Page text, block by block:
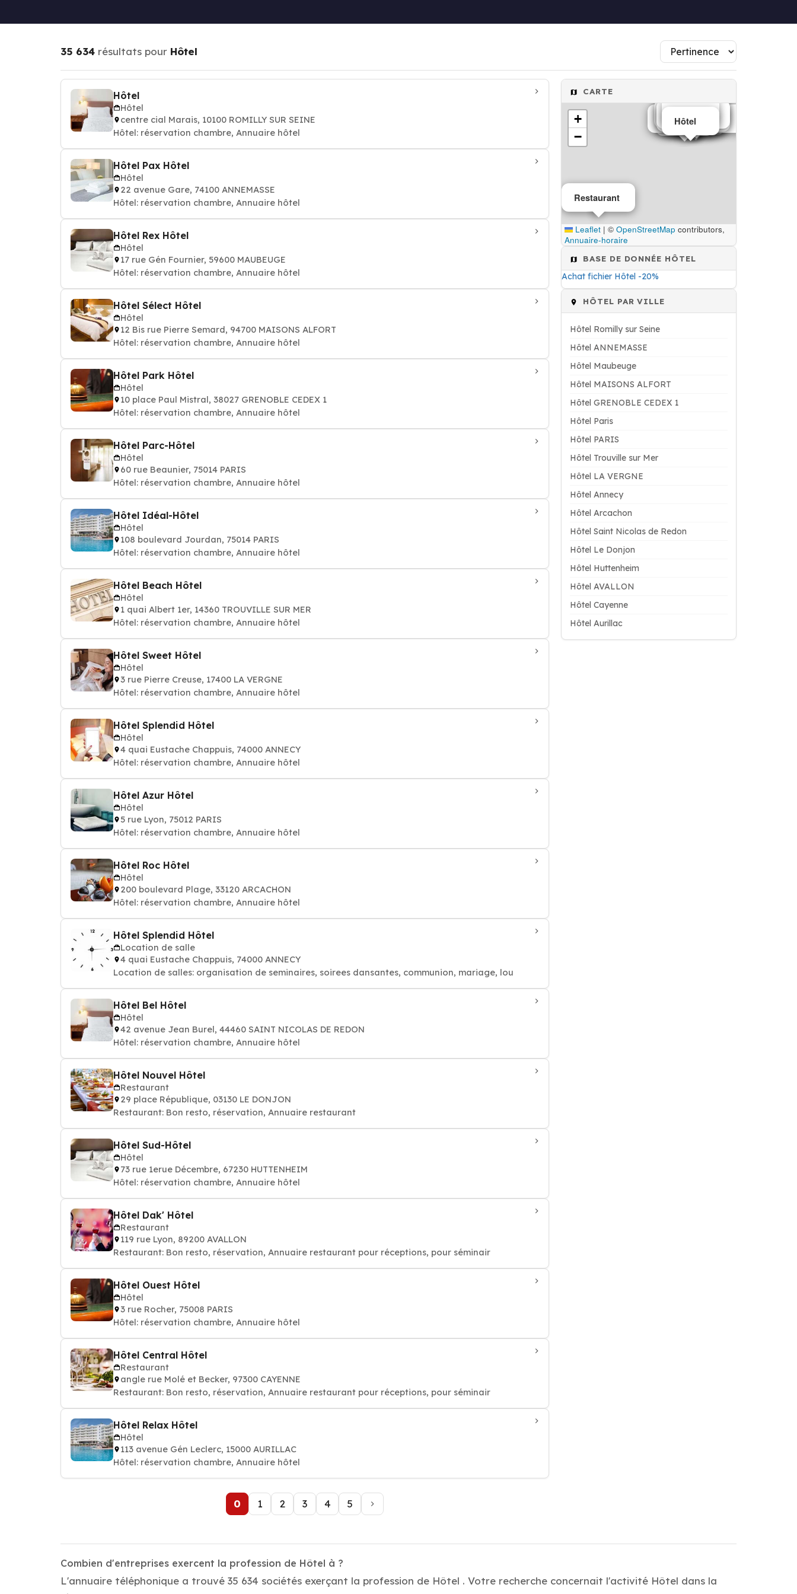
35 634 résultats pour Hôtel
Hôtel
Hôtel
centre cial Marais, 10100 ROMILLY SUR SEINE
Hôtel: réservation chambre, Annuaire hôtel
Hôtel Pax Hôtel
Hôtel
22 avenue Gare, 74100 ANNEMASSE
Hôtel: réservation chambre, Annuaire hôtel
Hôtel Rex Hôtel
Hôtel
17 rue Gén Fournier, 59600 MAUBEUGE
Hôtel: réservation chambre, Annuaire hôtel
Hôtel Sélect Hôtel
Hôtel
12 Bis rue Pierre Semard, 94700 MAISONS ALFORT
Hôtel: réservation chambre, Annuaire hôtel
Hôtel Park Hôtel
Hôtel
10 place Paul Mistral, 38027 GRENOBLE CEDEX 1
Hôtel: réservation chambre, Annuaire hôtel
Hôtel Parc-Hôtel
Hôtel
60 rue Beaunier, 75014 PARIS
Hôtel: réservation chambre, Annuaire hôtel
Hôtel Idéal-Hôtel
Hôtel
108 boulevard Jourdan, 75014 PARIS
Hôtel: réservation chambre, Annuaire hôtel
Hôtel Beach Hôtel
Hôtel
1 quai Albert 1er, 14360 TROUVILLE SUR MER
Hôtel: réservation chambre, Annuaire hôtel
Hôtel Sweet Hôtel
Hôtel
3 rue Pierre Creuse, 17400 LA VERGNE
Hôtel: réservation chambre, Annuaire hôtel
Hôtel Splendid Hôtel
Hôtel
4 quai Eustache Chappuis, 74000 ANNECY
Hôtel: réservation chambre, Annuaire hôtel
Hôtel Azur Hôtel
Hôtel
5 rue Lyon, 75012 PARIS
Hôtel: réservation chambre, Annuaire hôtel
Hôtel Roc Hôtel
Hôtel
200 boulevard Plage, 33120 ARCACHON
Hôtel: réservation chambre, Annuaire hôtel
Hôtel Splendid Hôtel
Location de salle
4 quai Eustache Chappuis, 74000 ANNECY
Location de salles: organisation de seminaires, soirees dansantes, communion, mariage, lou
Hôtel Bel Hôtel
Hôtel
42 avenue Jean Burel, 44460 SAINT NICOLAS DE REDON
Hôtel: réservation chambre, Annuaire hôtel
Hôtel Nouvel Hôtel
Restaurant
29 place République, 03130 LE DONJON
Restaurant: Bon resto, réservation, Annuaire restaurant
Hôtel Sud-Hôtel
Hôtel
73 rue 1erue Décembre, 67230 HUTTENHEIM
Hôtel: réservation chambre, Annuaire hôtel
Hôtel Dak' Hôtel
Restaurant
119 rue Lyon, 89200 AVALLON
Restaurant: Bon resto, réservation, Annuaire restaurant pour réceptions, pour séminair
Hôtel Ouest Hôtel
Hôtel
3 rue Rocher, 75008 PARIS
Hôtel: réservation chambre, Annuaire hôtel
Hôtel Central Hôtel
Restaurant
angle rue Molé et Becker, 97300 CAYENNE
Restaurant: Bon resto, réservation, Annuaire restaurant pour réceptions, pour séminair
Hôtel Relax Hôtel
Hôtel
113 avenue Gén Leclerc, 15000 AURILLAC
Hôtel: réservation chambre, Annuaire hôtel
0 1 2 3 4 5
CARTE
Hôtel
Hôtel
Hôtel
Hôtel
Hôtel
Hôtel
Hôtel
Location de salle
Restaurant
Restaurant
Hôtel
+
−
Leaflet | © OpenStreetMap contributors,
Annuaire-horaire
BASE DE DONNÉE HÔTEL
Achat fichier Hôtel -20%
HÔTEL PAR VILLE
Hôtel Romilly sur Seine
Hôtel ANNEMASSE
Hôtel Maubeuge
Hôtel MAISONS ALFORT
Hôtel GRENOBLE CEDEX 1
Hôtel Paris
Hôtel PARIS
Hôtel Trouville sur Mer
Hôtel LA VERGNE
Hôtel Annecy
Hôtel Arcachon
Hôtel Saint Nicolas de Redon
Hôtel Le Donjon
Hôtel Huttenheim
Hôtel AVALLON
Hôtel Cayenne
Hôtel Aurillac
Combien d'entreprises exercent la profession de Hôtel à ?
L'annuaire téléphonique a trouvé 35 634 sociétés exerçant la profession de Hôtel . Votre recherche concernait l'activité Hôtel dans la